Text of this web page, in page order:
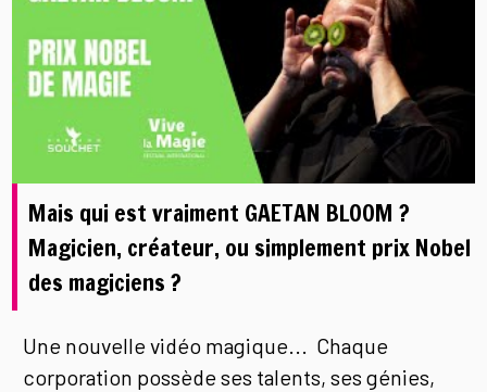
Mais qui est vraiment GAETAN BLOOM ?
Magicien, créateur, ou simplement prix Nobel
des magiciens ?
Une nouvelle vidéo magique... Chaque
corporation possède ses talents, ses génies,